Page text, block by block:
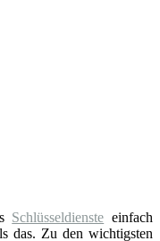
Schlüsseldienste einfach
das. Zu den wichtigsten